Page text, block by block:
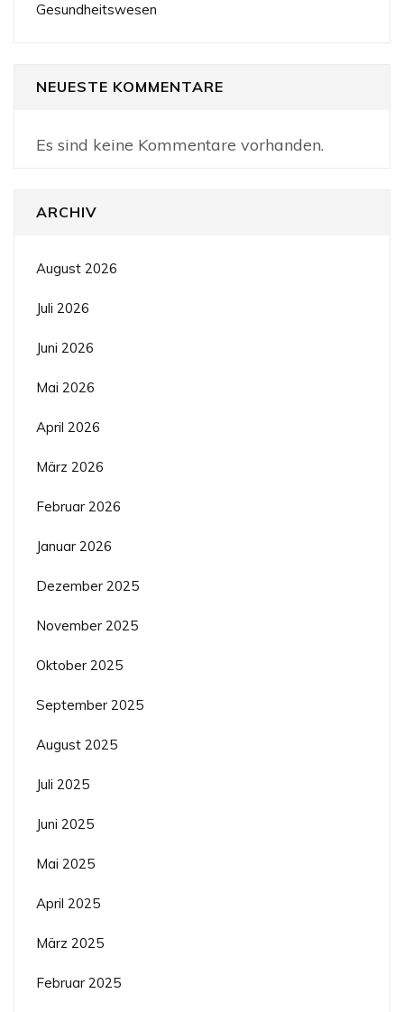
Gesundheitswesen
NEUESTE KOMMENTARE
Es sind keine Kommentare vorhanden.
ARCHIV
August 2026
Juli 2026
Juni 2026
Mai 2026
April 2026
März 2026
Februar 2026
Januar 2026
Dezember 2025
November 2025
Oktober 2025
September 2025
August 2025
Juli 2025
Juni 2025
Mai 2025
April 2025
März 2025
Februar 2025